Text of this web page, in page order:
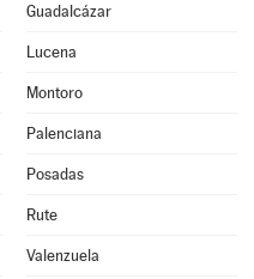
Guadalcázar
Lucena
Montoro
Palenciana
Posadas
Rute
Valenzuela